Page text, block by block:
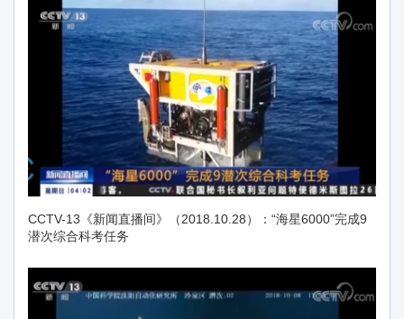
CCTV-13《新闻直播间》（2018.10.28）：“海星6000”完成9
潜次综合科考任务